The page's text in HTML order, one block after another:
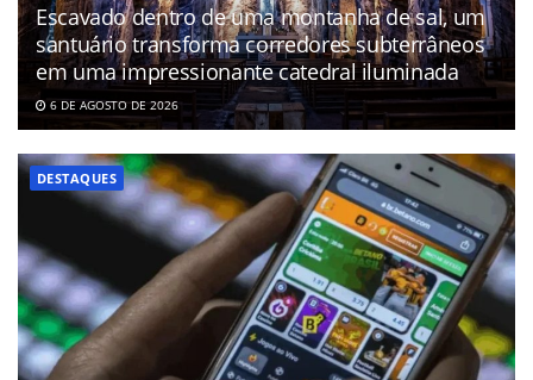
Escavado dentro de uma montanha de sal, um
santuário transforma corredores subterrâneos
em uma impressionante catedral iluminada
6 DE AGOSTO DE 2026
DESTAQUES